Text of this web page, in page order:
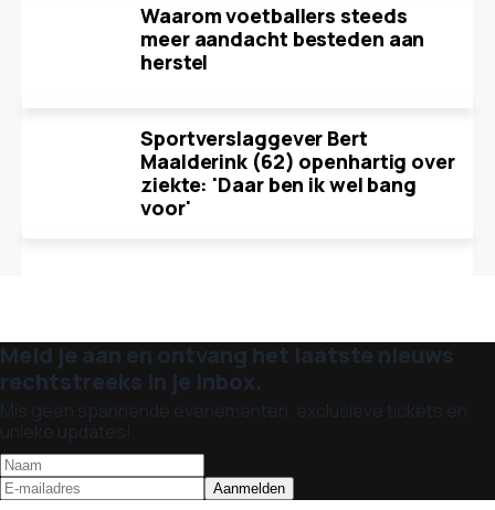
Waarom voetballers steeds
meer aandacht besteden aan
herstel
Sportverslaggever Bert
Maalderink (62) openhartig over
ziekte: 'Daar ben ik wel bang
voor'
Meld je aan en ontvang het laatste nieuws
rechtstreeks in je inbox.
Mis geen spannende evenementen, exclusieve tickets en
unieke updates!